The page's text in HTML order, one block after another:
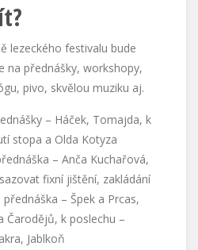
lezeckého festivalu bude
na přednášky, workshopy,
pivo, skvělou muziku aj.
– Háček, Tomajda, k
stopa a Olda Kotyza
– Anča Kuchařová,
fixní jištění, zakládání
– Špek a Prcas,
Čarodějů, k poslechu –
Jablkoň